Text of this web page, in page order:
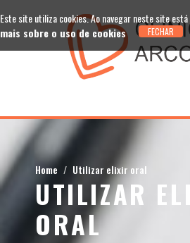
Home Utilizar elixir oral
UTILIZAR
ORAL
Este site utiliza cookies. Ao navegar neste site
mais sobre o uso de cookies